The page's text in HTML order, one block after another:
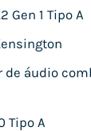
Gen 1 Tipo A
de áudio
Tipo A